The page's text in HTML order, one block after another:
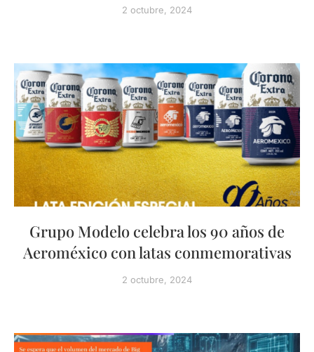
2 octubre, 2024
Grupo Modelo celebra los 90 años de
Aeroméxico con latas conmemorativas
2 octubre, 2024